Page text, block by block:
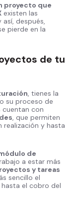
proyecto que
existen las
así, después,
pierde en la
de tu
, tienes la
su proceso de
cuentan con
, que permiten
realización y hasta
de
a estar más
y tareas
sencillo el
el cobro del